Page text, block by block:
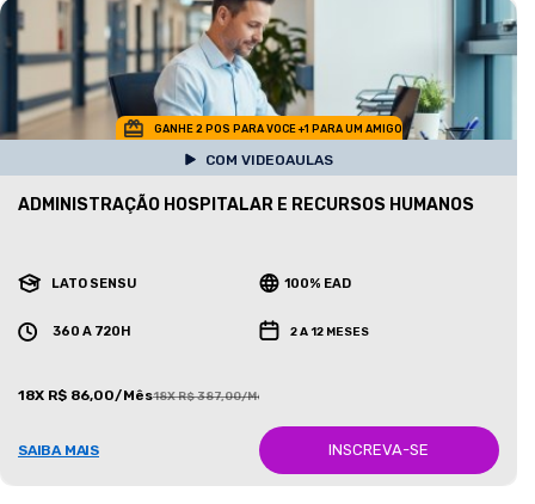
GANHE 2 POS PARA VOCE +1 PARA UM AMIGO
COM VIDEOAULAS
ADMINISTRAÇÃO HOSPITALAR E RECURSOS HUMANOS
LATO SENSU 100% EAD
360 A 720H 2 A 12 MESES
18X R$ 86,00/Mês18X R$ 387,00/Mês
SAIBA MAIS INSCREVA-SE